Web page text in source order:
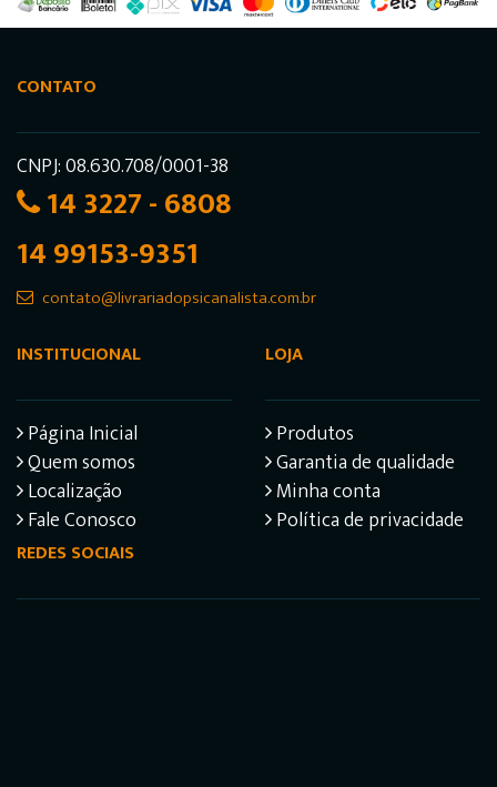
CONTATO
CNPJ: 08.630.708/0001-38
14 3227 - 6808
14 99153-9351
contato@livrariadopsicanalista.com.br
INSTITUCIONAL
Página Inicial
Quem somos
Localização
Fale Conosco
LOJA
Produtos
Garantia de qualidade
Minha conta
Política de privacidade
REDES SOCIAIS